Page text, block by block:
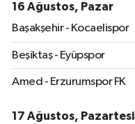
16 Ağustos, Pazar
Başakşehir - Kocaelispor
Beşiktaş - Eyüpspor
Amed - Erzurumspor FK
17 Ağustos, Pazartesi